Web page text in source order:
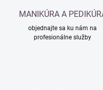
MANIKÚRA A
objednajte sa ku nám na
profesionálne služby